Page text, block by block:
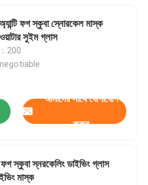
অ্যান্টি ফগ স্কুবা স্নোরকেল মাস্ক
সুইম গ্লাস
200
negotiable
আমাদের সাথে যোগাযোগ
করুন
ফগ স্কুবা স্নরকেলিং ডাইভিং গ্লাস
মাস্ক